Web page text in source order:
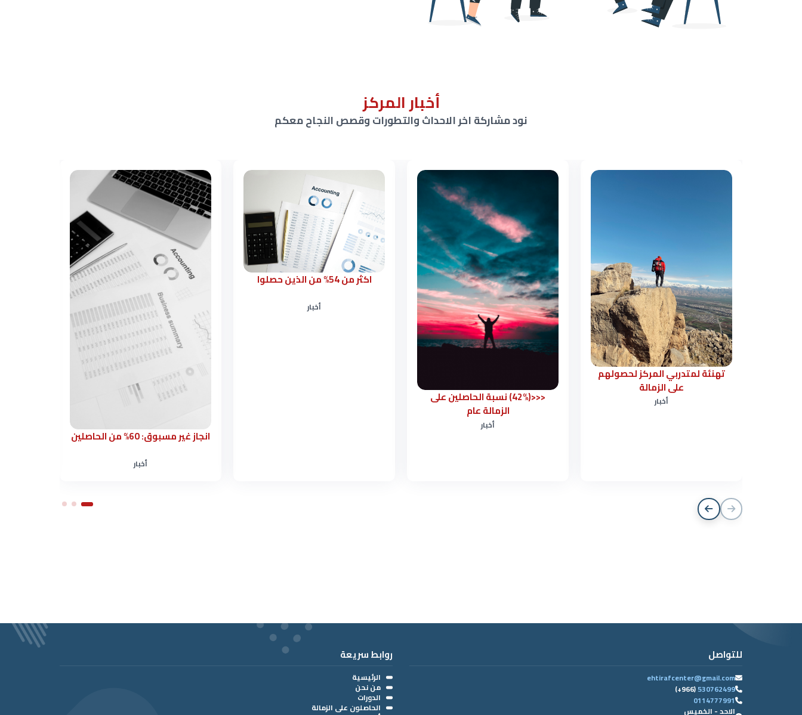
أخبار المركز
نود مشاركة اخر الاحداث والتطورات وقصص النجاح معكم
تهنئة لمتدربي المركز لحصولهم
على الزمالة
أخبار <<<(42%) نسبة الحاصلين على
الزمالة عام
أخبار
اكثر من 54% من الذين حصلوا
أخبار
انجاز غير مسبوق: 60% من الحاصلين
أخبار
للتواصل
ehtirafcenter@gmail.com
(+966)530762499
0114777991
الاحد - الخميس
روابط سريعة
الرئيسية
من نحن
الدورات
الحاصلون على الزمالة